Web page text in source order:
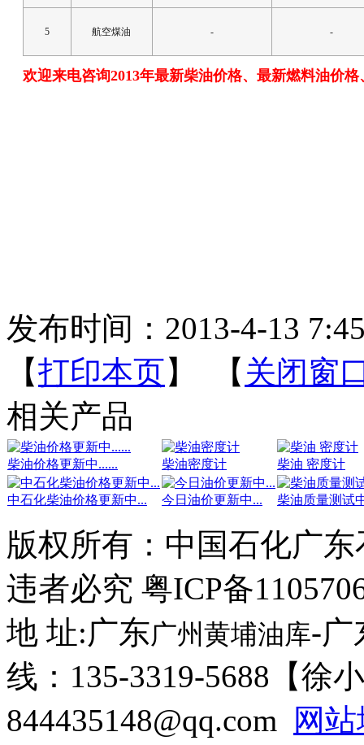
5 航空煤油 - -
欢迎来电咨询2013年最新柴油价格、最新燃料油价
发布时间：2013-4-13
【打印本页】 【 关闭窗
相关产品
柴油价格更新中...... 柴油密度计 柴油 密度计
中石化柴油价格更新中... 今日油价更新中... 柴油质量测试
版权所有： 中国石化广
违者必究 粤ICP备
地 址:广东广州黄埔油库-广
线：135-3319-5688【徐
844435148@qq.com
网